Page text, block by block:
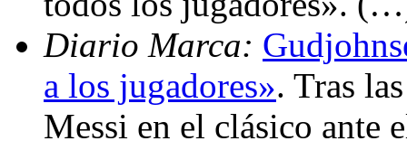
Diario Marca:
a los jugadores». Tras
Messi en el clásico ante